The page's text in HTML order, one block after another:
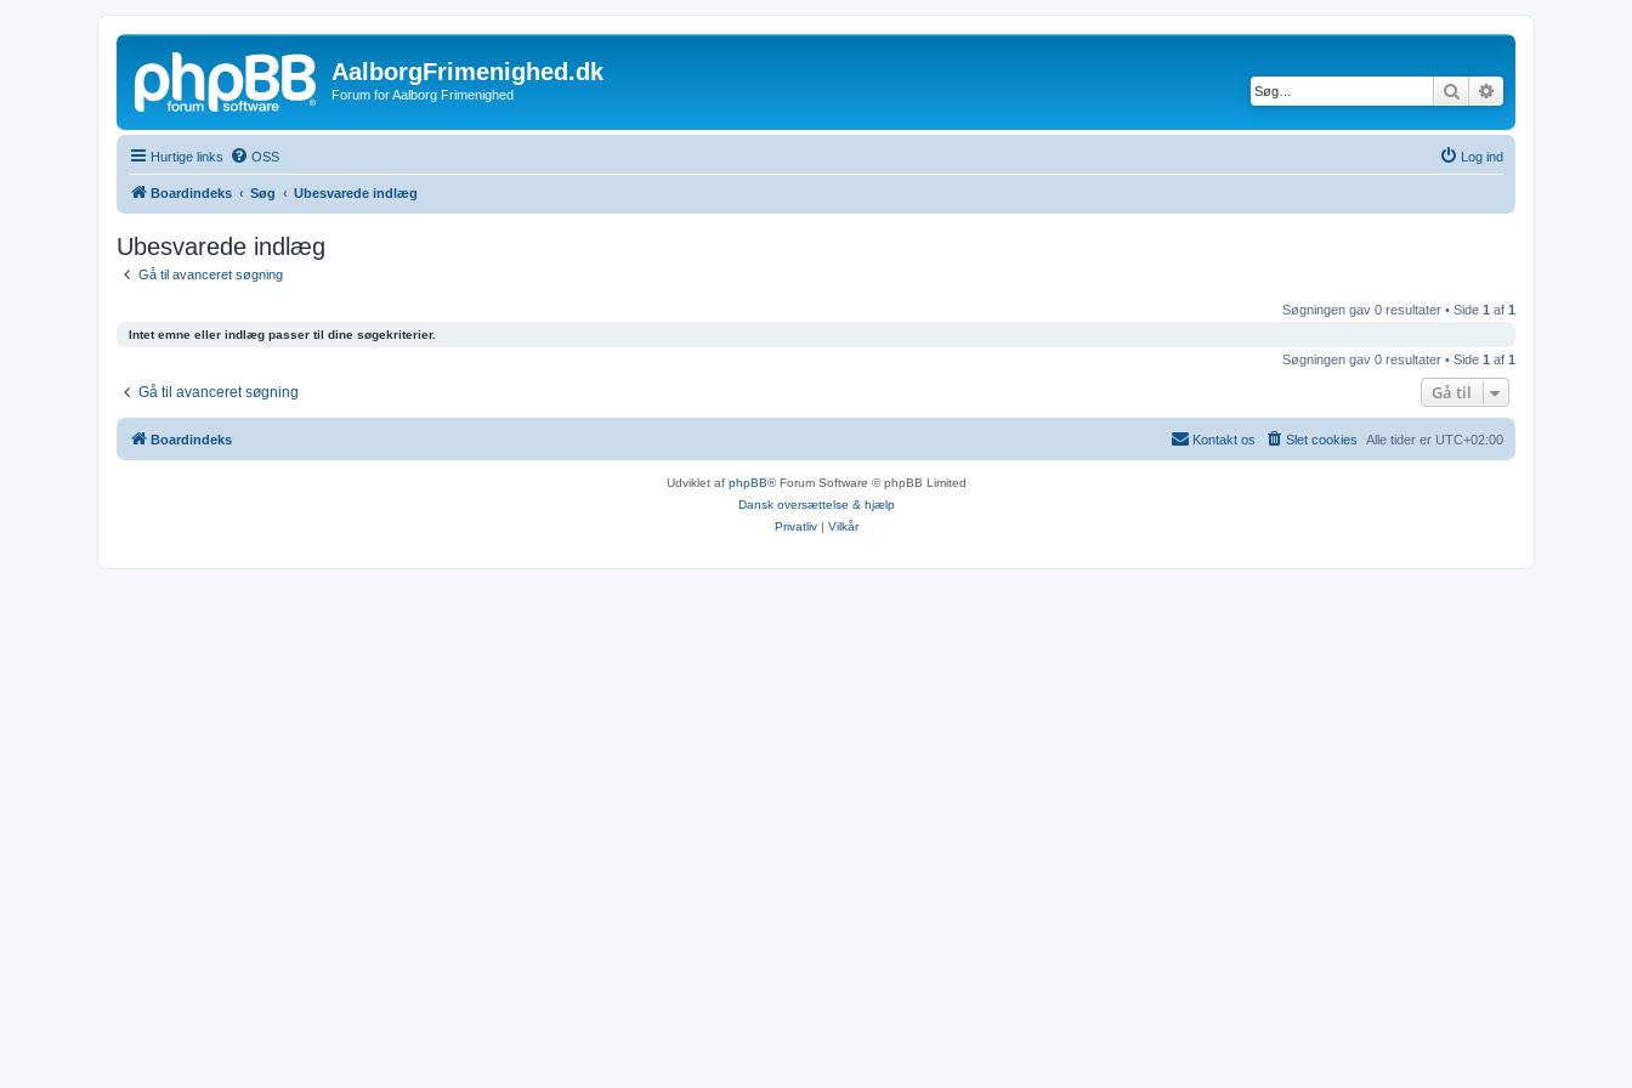
AalborgFrimenighed.dk
Forum for Aalborg Frimenighed Søg
Hurtige links OSS Log ind
Boardindeks Søg Ubesvarede indlæg
Ubesvarede indlæg
Gå til avanceret søgning
Søgningen gav 0 resultater • Side 1 af 1
Intet emne eller indlæg passer til dine søgekriterier.
Søgningen gav 0 resultater • Side 1 af 1
Gå til avanceret søgning Gå til
Boardindeks Alle tider er UTC+02:00
Slet cookies
Kontakt os
Udviklet af phpBB® Forum Software © phpBB Limited
Dansk oversættelse & hjælp
Privatliv| Vilkår